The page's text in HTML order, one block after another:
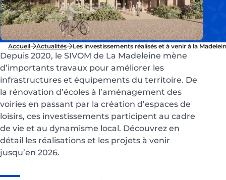
Accueil Actualités Les investissements réalisés et à venir à la
Depuis 2020, le SIVOM de La Madeleine mène
d’importants travaux pour améliorer les
infrastructures et équipements du territoire. De
la rénovation d’écoles à l’aménagement des
voiries en passant par la création d’espaces de
loisirs, ces investissements participent au cadre
de vie et au dynamisme local. Découvrez en
détail les réalisations et les projets à venir
jusqu’en 2026.